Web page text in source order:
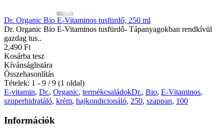
Dr. Organic Bio E-Vitaminos tusfürdő, 250 ml
Dr. Organic Bio E-Vitaminos tusfürdő- Tápanyagokban rendkívül
gazdag tus..
2,490 Ft
Kosárba tesz
Kívánságlistára
Összehasonlítás
Tételek: 1 - 9 / 9 (1 oldal)
E-vitamin, Dr., Organic, termékcsaládokDr., Bio, E-Vitaminos,
szuperhidratáló, krém, hajkondicionáló, 250, szappan, 100
Információk